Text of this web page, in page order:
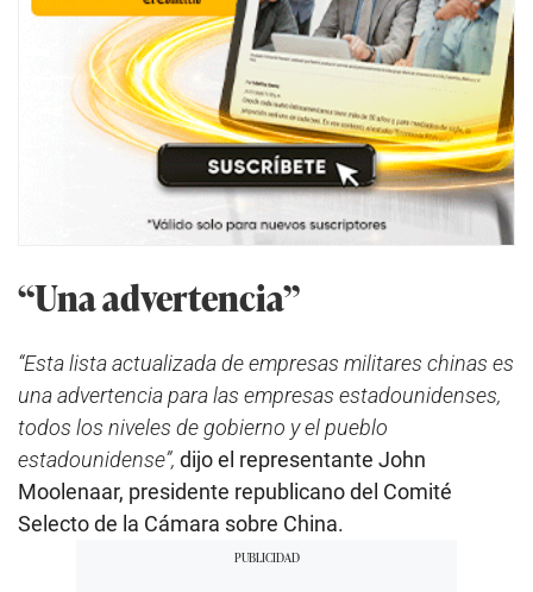
“Una advertencia”
“Esta lista actualizada de empresas militares chinas es
una advertencia para las empresas estadounidenses,
todos los niveles de gobierno y el pueblo
estadounidense”, dijo el representante John
Moolenaar, presidente republicano del Comité
Selecto de la Cámara sobre China.